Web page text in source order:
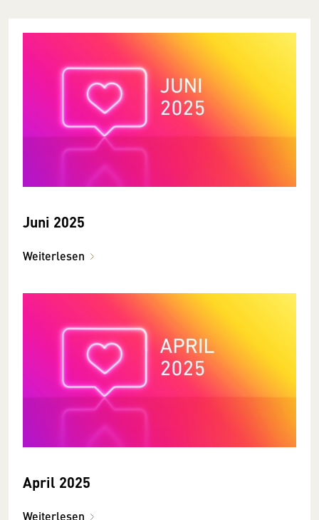
Juni 2025
Weiterlesen
April 2025
Weiterlesen